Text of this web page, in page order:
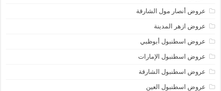
عروض أنصار مول الشارقة
عروض ازهر المدينة
عروض اسطنبول أبوظبي
عروض اسطنبول الإمارات
عروض اسطنبول الشارقة
عروض اسطنبول العين